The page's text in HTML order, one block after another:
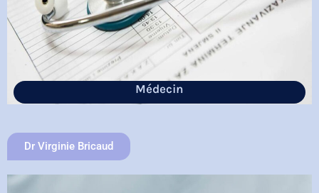
Médecin
Dr Virginie Bricaud